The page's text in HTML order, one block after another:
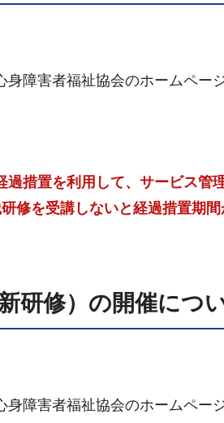
障害者福祉協会のホームペー
措置を利用して、サービス管
修を受講しないと経過措置期
研修）の開催につ
障害者福祉協会のホームペー